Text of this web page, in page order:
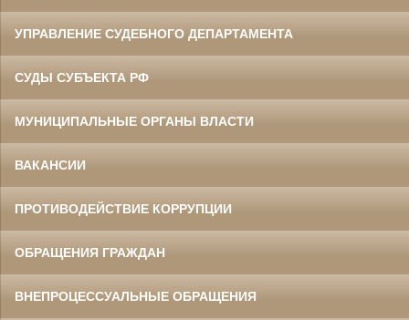
УПРАВЛЕНИЕ СУДЕБНОГО ДЕПАРТАМЕНТА
СУДЫ СУБЪЕКТА РФ
МУНИЦИПАЛЬНЫЕ ОРГАНЫ ВЛАСТИ
ВАКАНСИИ
ПРОТИВОДЕЙСТВИЕ КОРРУПЦИИ
ОБРАЩЕНИЯ ГРАЖДАН
ВНЕПРОЦЕССУАЛЬНЫЕ ОБРАЩЕНИЯ